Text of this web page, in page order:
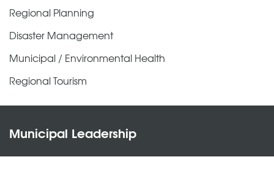
Regional Planning
Disaster Management
Municipal / Environmental Health
Regional Tourism
Municipal Leadership